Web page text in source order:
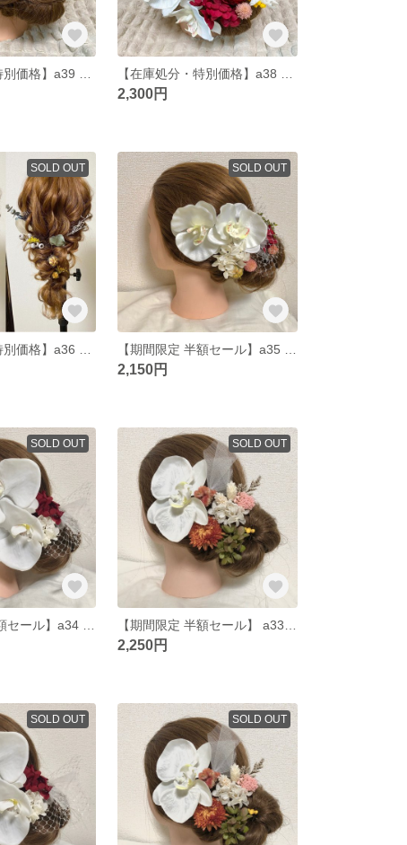
2,300円
SOLD OUT SOLD OUT
2,150円
SOLD OUT SOLD OUT
2,250円
SOLD OUT SOLD OUT